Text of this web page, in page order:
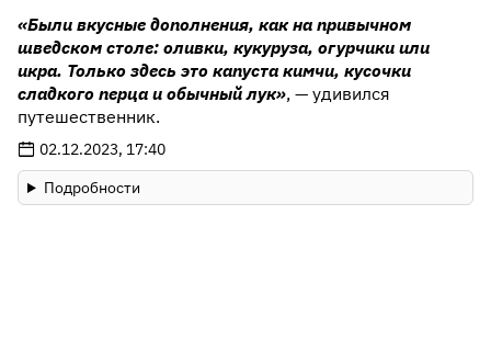
«Были вкусные дополнения, как на привычном
шведском столе: оливки, кукуруза, огурчики или
икра. Только здесь это капуста кимчи, кусочки
сладкого перца и обычный лук», — удивился
путешественник.
02.12.2023, 17:40
Подробности